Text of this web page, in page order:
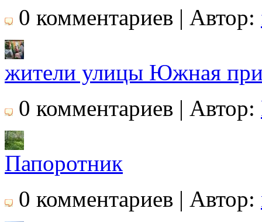
0 комментариев | Автор:
жители улицы Южная
0 комментариев | Автор:
Папоротник
0 комментариев | Автор: